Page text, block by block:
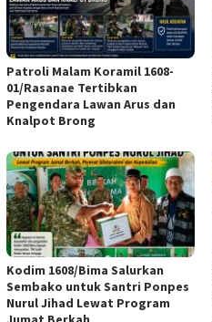
Patroli Malam Koramil 1608-
01/Rasanae Tertibkan
Pengendara Lawan Arus dan
Knalpot Brong
Kodim 1608/Bima Salurkan
Sembako untuk Santri Ponpes
Nurul Jihad Lewat Program